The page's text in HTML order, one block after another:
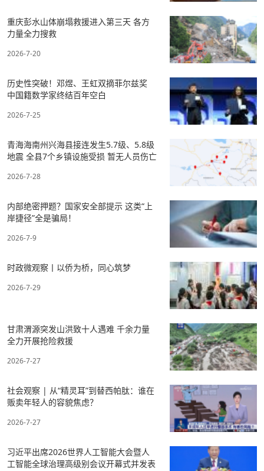
重庆彭水山体崩塌救援进入第三天 各方
力量全力搜救
2026-7-20
历史性突破！邓煜、王虹双摘菲尔兹奖
中国籍数学家终结百年空白
2026-7-25
青海海南州兴海县接连发生5.7级、5.8级
地震 全县7个乡镇设施受损 暂无人员伤亡
2026-7-28
内部绝密押题？国家安全部提示 这类“上
岸捷径”全是骗局！
2026-7-9
时政微观察丨以侨为桥，同心筑梦
2026-7-29
甘肃渭源突发山洪致十人遇难 千余力量
全力开展抢险救援
2026-7-27
社会观察 | 从“精灵耳”到替西帕肽：谁在
贩卖年轻人的容貌焦虑？
2026-7-27
习近平出席2026世界人工智能大会暨人
工智能全球治理高级别会议开幕式并发表